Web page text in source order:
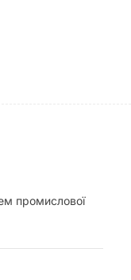
промислової